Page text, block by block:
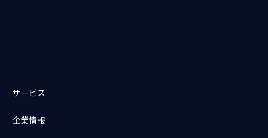
サービス
企業情報